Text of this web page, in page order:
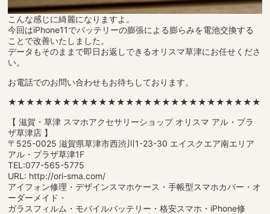
こんな感じに綺麗になりますよ。
今回はiPhone11でバッテリーの膨張による膨らみを電池交換する
ことで改善いたしました。
データもそのままで即日お返しできるオリスマ草津にお任せくださ
い。
お電話でのお問い合わせもお待ちしております。
【 滋賀・草津 スマホアクセサリーショップ オリスマ アル・プラ
ザ草津店 】
〒525-0025 滋賀県草津市西渋川1-23-30 エイスクエア南エリア
アル・プラザ草津1F
TEL:077-565-5775
URL: http://ori-sma.com/
アイフォン修理・デザインスマホケース・手帳型スマホカバー・オ
ーダーメイド・
ガラスフィルム・モバイルバッテリー・格安スマホ・iPhone修